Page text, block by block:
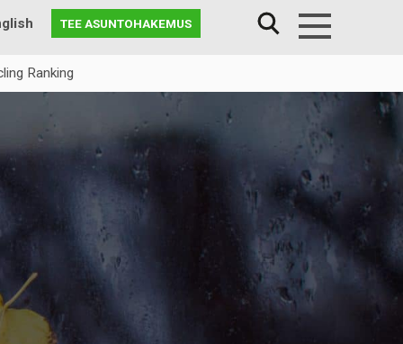
Ranking
TEE ASUNTOHAKEMUS